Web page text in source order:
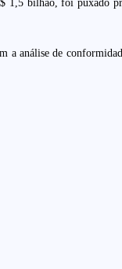
bilhão, foi puxado
a análise de